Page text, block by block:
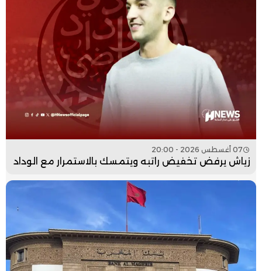
07 أغسطس 2026 - 20:00
زياش يرفض تخفيض راتبه ويتمسك بالاستمرار مع الوداد